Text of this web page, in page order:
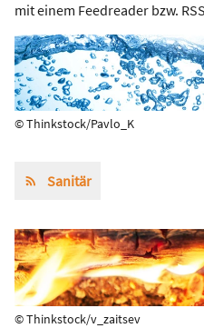
mit einem Feedreader bzw.
© Thinkstock/Pavlo_K
Sanitär
© Thinkstock/v_zaitsev